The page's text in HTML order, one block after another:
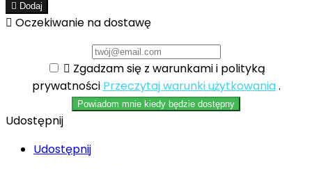
 Dodaj
 Oczekiwanie na dostawę
 Zgadzam się z warunkami i polityką
prywatności Przeczytaj warunki użytkowania.
Powiadom mnie kiedy będzie dostępny
Udostępnij
Udostępnij